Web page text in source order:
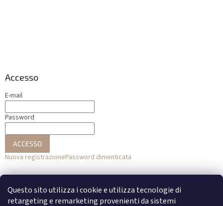
Questo sito utilizza i cookie e utilizza tecnologie di
retargeting e remarketing provenienti da sistemi
Accesso
E-mail
Password
ACCESSO
Nuova registrazionePassword dimenticata
o
Accesso con Facebook